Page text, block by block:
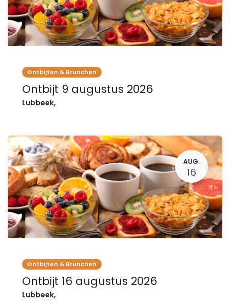
Ontbijten & Brunchen
Ontbijt 9 augustus 2026
Lubbeek,
AUG.
16
Ontbijten & Brunchen
Ontbijt 16 augustus 2026
Lubbeek,